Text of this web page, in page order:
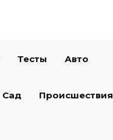
Тесты Авто
Сад Происшествия